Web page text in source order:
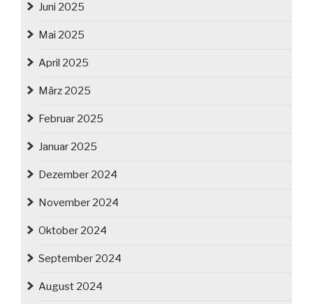
Juni 2025
Mai 2025
April 2025
März 2025
Februar 2025
Januar 2025
Dezember 2024
November 2024
Oktober 2024
September 2024
August 2024